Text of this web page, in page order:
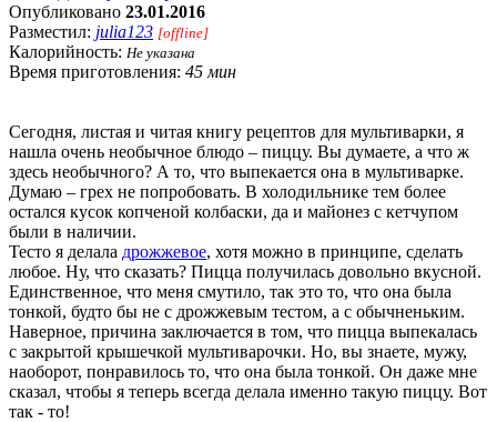
Опубликовано 23.01.2016
Разместил: julia123 [offline]
Калорийность: Не указана
Время приготовления: 45 мин
Сегодня, листая и читая книгу рецептов для мультиварки, я
нашла очень необычное блюдо – пиццу. Вы думаете, а что ж
здесь необычного? А то, что выпекается она в мультиварке.
Думаю – грех не попробовать. В холодильнике тем более
остался кусок копченой колбаски, да и майонез с кетчупом
были в наличии.
Тесто я делала дрожжевое, хотя можно в принципе, сделать
любое. Ну, что сказать? Пицца получилась довольно вкусной.
Единственное, что меня смутило, так это то, что она была
тонкой, будто бы не с дрожжевым тестом, а с обычненьким.
Наверное, причина заключается в том, что пицца выпекалась
с закрытой крышечкой мультиварочки. Но, вы знаете, мужу,
наоборот, понравилось то, что она была тонкой. Он даже мне
сказал, чтобы я теперь всегда делала именно такую пиццу. Вот
так - то!